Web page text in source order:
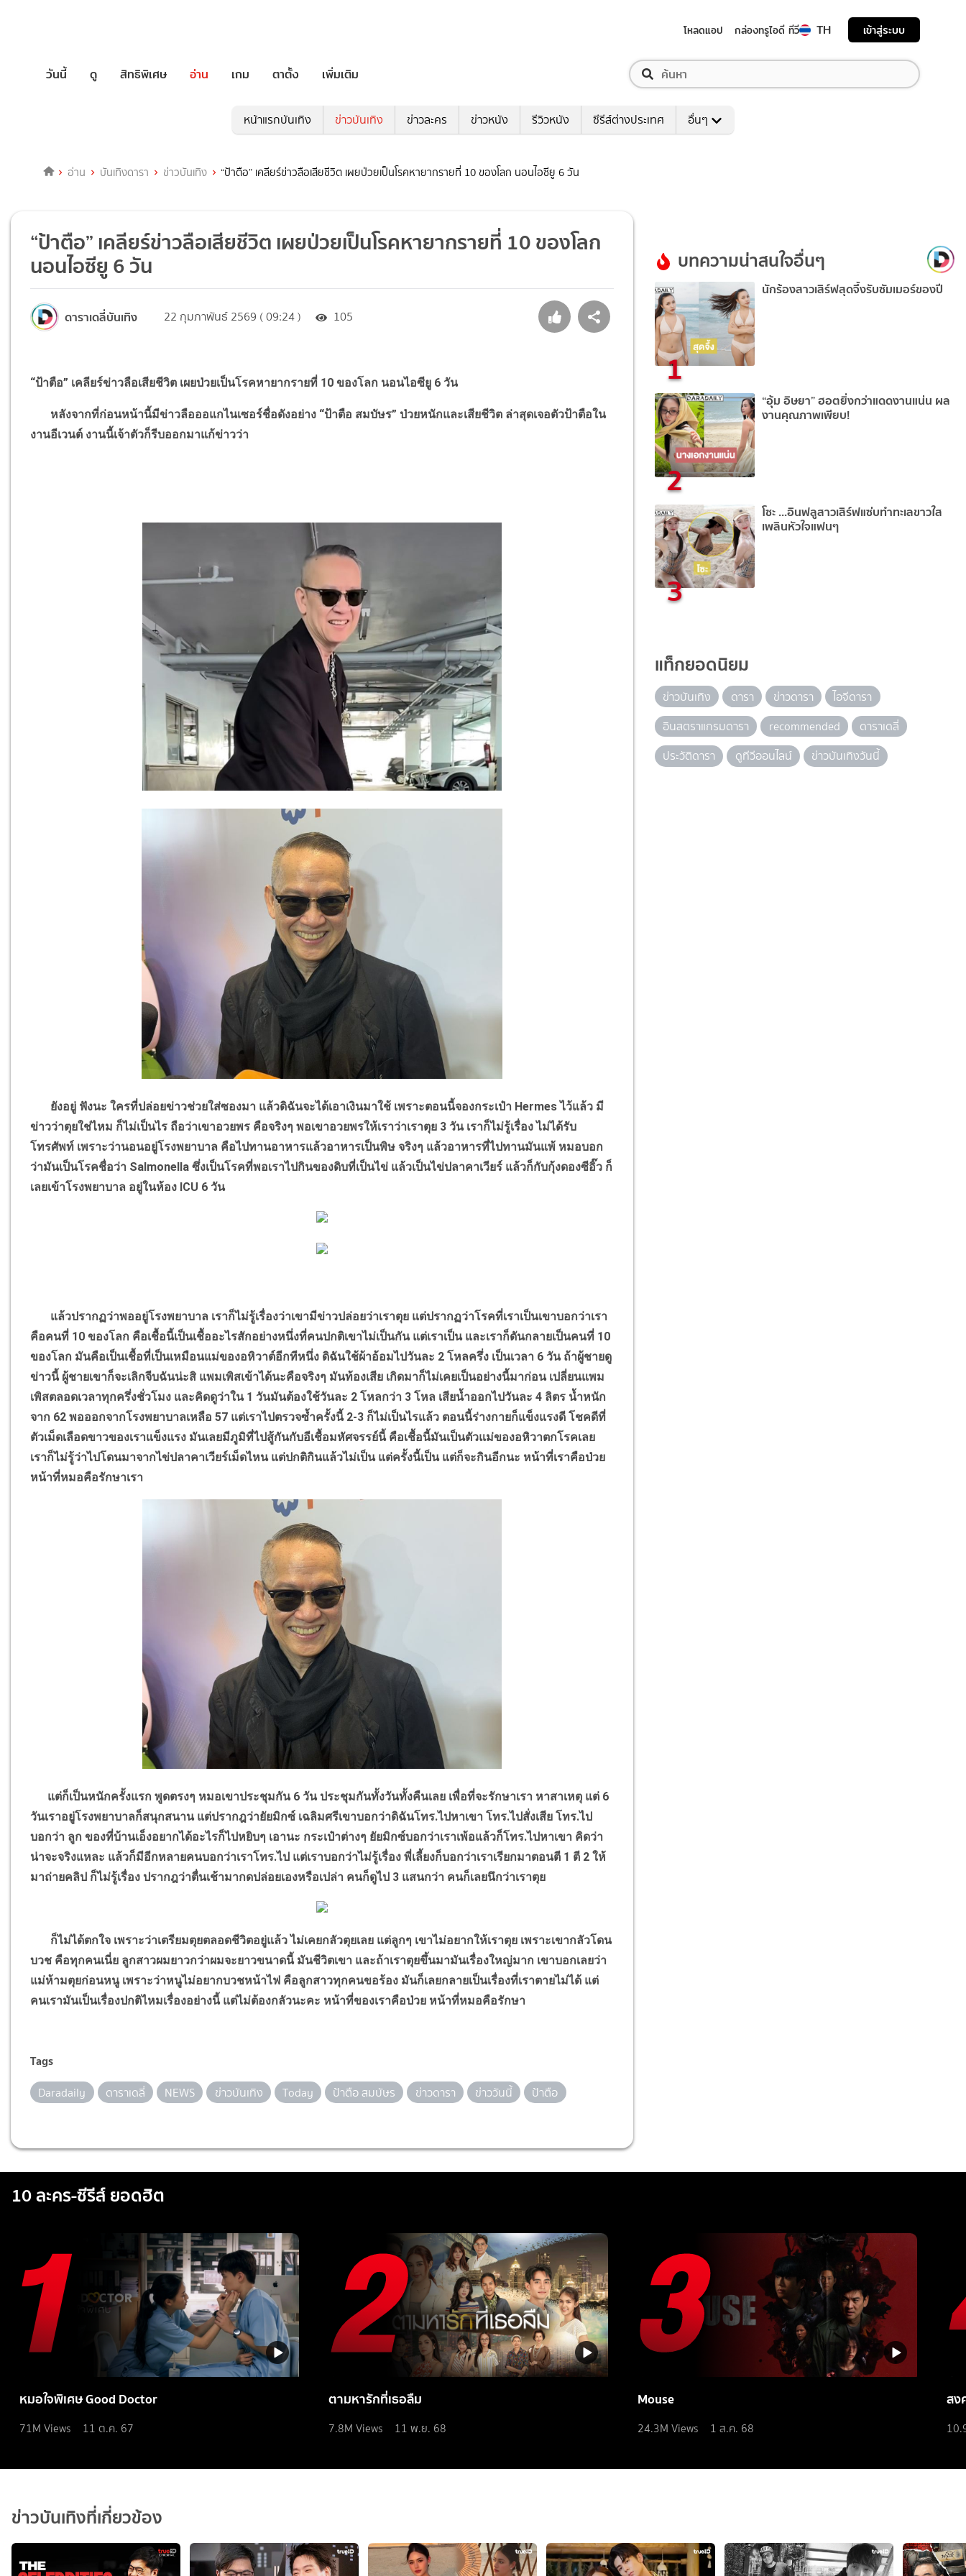
โหลดแอป กล่องทรูไอดี ทีวี TH เข้าสู่ระบบ
วันนี้ ดู สิทธิพิเศษ อ่าน เกม ตาตั้ง เพิ่มเติม
หน้าแรกบันเทิง ข่าวบันเทิง ข่าวละคร ข่าวหนัง รีวิวหนัง ซีรีส์ต่างประเทศ อื่นๆ
อ่าน บันเทิงดารา ข่าวบันเทิง “ป้าตือ” เคลียร์ข่าวลือเสียชีวิต เผยป่วยเป็นโรคหายากรายที่ 10 ของโลก นอนไอซียู 6 วัน
“ป้าตือ” เคลียร์ข่าวลือเสียชีวิต เผยป่วยเป็นโรคหายากรายที่ 10 ของโลก
นอนไอซียู 6 วัน
ดาราเดลี่บันเทิง 22 กุมภาพันธ์ 2569 ( 09:24 ) 105
“ป้าตือ” เคลียร์ข่าวลือเสียชีวิต เผยป่วยเป็นโรคหายากรายที่ 10 ของโลก นอนไอซียู 6 วัน
หลังจากที่ก่อนหน้านี้มีข่าวลือออแกไนเซอร์ชื่อดังอย่าง “ป้าตือ สมบัษร” ป่วยหนักและเสียชีวิต ล่าสุดเจอตัวป้าตือใน
งานอีเวนต์ งานนี้เจ้าตัวก็รีบออกมาแก้ข่าวว่า
ยังอยู่ ฟังนะ ใครที่ปล่อยข่าวช่วยใส่ซองมา แล้วดิฉันจะได้เอาเงินมาใช้ เพราะตอนนี้จองกระเป๋า Hermesไว้แล้ว มี
ข่าวว่าตุยใช่ไหม ก็ไม่เป็นไร ถือว่าเขาอวยพร คือจริงๆ พอเขาอวยพรให้เราว่าเราตุย 3 วัน เราก็ไม่รู้เรื่อง ไม่ได้รับ
โทรศัพท์ เพราะว่านอนอยู่โรงพยาบาล คือไปทานอาหารแล้วอาหารเป็นพิษ จริงๆ แล้วอาหารที่ไปทานมันแพ้ หมอบอก
ว่ามันเป็นโรคชื่อว่า Salmonellaซึ่งเป็นโรคที่พอเราไปกินของดิบที่เป็นไข่ แล้วเป็นไข่ปลาคาเวียร์ แล้วก็กับกุ้งดองซีอิ๊ว ก็
เลยเข้าโรงพยาบาล อยู่ในห้อง ICU 6 วัน
แล้วปรากฏว่าพออยู่โรงพยาบาล เราก็ไม่รู้เรื่องว่าเขามีข่าวปล่อยว่าเราตุย แต่ปรากฏว่าโรคที่เราเป็นเขาบอกว่าเรา
คือคนที่ 10 ของโลก คือเชื้อนี้เป็นเชื้ออะไรสักอย่างหนึ่งที่คนปกติเขาไม่เป็นกัน แต่เราเป็น และเราก็ดันกลายเป็นคนที่ 10
ของโลก มันคือเป็นเชื้อที่เป็นเหมือนแม่ของอหิวาต์อีกทีหนึ่ง ดิฉันใช้ผ้าอ้อมไปวันละ 2 โหลครึ่ง เป็นเวลา 6 วัน ถ้าผู้ชายดู
ข่าวนี้ ผู้ชายเขาก็จะเลิกจีบฉันน่ะสิ แพมเพิสเข้าได้นะคือจริงๆ มันท้องเสีย เกิดมาก็ไม่เคยเป็นอย่างนี้มาก่อน เปลี่ยนแพม
เพิสตลอดเวลาทุกครึ่งชั่วโมง และคิดดูว่าใน 1 วันมันต้องใช้วันละ 2 โหลกว่า 3 โหล เสียน้ำออกไปวันละ 4 ลิตร น้ำหนัก
จาก 62 พอออกจากโรงพยาบาลเหลือ 57 แต่เราไปตรวจซ้ำครั้งนี้ 2-3 ก็ไม่เป็นไรแล้ว ตอนนี้ร่างกายก็แข็งแรงดี โชคดีที่
ตัวเม็ดเลือดขาวของเราแข็งแรง มันเลยมีภูมิที่ไปสู้กันกับอีเชื้อมหัศจรรย์นี้ คือเชื้อนี้มันเป็นตัวแม่ของอหิวาตกโรคเลย
เราก็ไม่รู้ว่าไปโดนมาจากไข่ปลาคาเวียร์เม็ดไหน แต่ปกติกินแล้วไม่เป็น แต่ครั้งนี้เป็น แต่ก็จะกินอีกนะ หน้าที่เราคือป่วย
หน้าที่หมอคือรักษาเรา
แต่ก็เป็นหนักครั้งแรก พูดตรงๆ หมอเขาประชุมกัน 6 วัน ประชุมกันทั้งวันทั้งคืนเลย เพื่อที่จะรักษาเรา หาสาเหตุ แต่ 6
วันเราอยู่โรงพยาบาลก็สนุกสนาน แต่ปรากฎว่ายัยมิกซ์ เฉลิมศรีเขาบอกว่าดิฉันโทร.ไปหาเขา โทร.ไปสั่งเสีย โทร.ไป
บอกว่า ลูก ของที่บ้านเอ็งอยากได้อะไรก็ไปหยิบๆ เอานะ กระเป๋าต่างๆ ยัยมิกซ์บอกว่าเราเพ้อแล้วก็โทร.ไปหาเขา คิดว่า
น่าจะจริงแหละ แล้วก็มีอีกหลายคนบอกว่าเราโทร.ไป แต่เราบอกว่าไม่รู้เรื่อง พี่เลี้ยงก็บอกว่าเราเรียกมาตอนตี 1 ตี 2 ให้
มาถ่ายคลิป ก็ไม่รู้เรื่อง ปรากฎว่าตื่นเช้ามากดปล่อยเองหรือเปล่า คนก็ดูไป 3 แสนกว่า คนก็เลยนึกว่าเราตุย
ก็ไม่ได้ตกใจ เพราะว่าเตรียมตุยตลอดชีวิตอยู่แล้ว ไม่เคยกลัวตุยเลย แต่ลูกๆ เขาไม่อยากให้เราตุย เพราะเขากลัวโดน
บวช คือทุกคนเนี่ย ลูกสาวผมยาวกว่าผมจะยาวขนาดนี้ มันชีวิตเขา และถ้าเราตุยขึ้นมามันเรื่องใหญ่มาก เขาบอกเลยว่า
แม่ห้ามตุยก่อนหนู เพราะว่าหนูไม่อยากบวชหน้าไฟ คือลูกสาวทุกคนขอร้อง มันก็เลยกลายเป็นเรื่องที่เราตายไม่ได้ แต่
คนเรามันเป็นเรื่องปกติไหมเรื่องอย่างนี้ แต่ไม่ต้องกลัวนะคะ หน้าที่ของเราคือป่วย หน้าที่หมอคือรักษา
Tags
Daradaily ดาราเดลี่ NEWS ข่าวบันเทิง Today ป้าตือ สมบัษร ข่าวดารา ข่าววันนี้ ป้าตือ
บทความน่าสนใจอื่นๆ
1
นักร้องสาวเสิร์ฟสุดจึ้งรับซัมเมอร์ของปี
2
“อุ้ม อิษยา” ฮอตยิ่งกว่าแดดงานแน่น ผล
งานคุณภาพเพียบ!
3
โซะ ...อินฟลูสาวเสิร์ฟแซ่บทำทะเลขาวใส
เพลินหัวใจแฟนๆ
แท็กยอดนิยม
ข่าวบันเทิง ดารา ข่าวดารา
ไอจีดารา
อินสตราแกรมดารา
recommended
ดาราเดลี่
ประวัติดารา
ดูทีวีออนไลน์ ข่าวบันเทิงวันนี้
10 ละคร-ซีรีส์ ยอดฮิต
หมอใจพิเศษ Good Doctor
71M Views 11 ต.ค. 67
ตามหารักที่เธอลืม
7.8M Views 11 พ.ย. 68
Mouse
24.3M Views 1 ส.ค. 68
สง
ข่าวบันเทิงที่เกี่ยวข้อง